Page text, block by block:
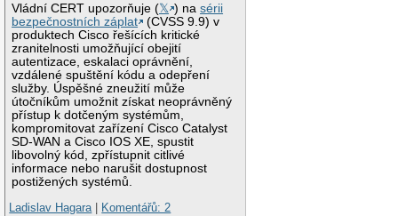
Vládní CERT upozorňuje (𝕏 ) nasérii
bezpečnostních záplat
(CVSS 9.9) v
produktech Cisco řešících kritické
zranitelnosti umožňující obejití
autentizace, eskalaci oprávnění,
vzdálené spuštění kódu a odepření
služby. Úspěšné zneužití může
útočníkům umožnit získat neoprávněný
přístup k dotčeným systémům,
kompromitovat zařízení Cisco Catalyst
SD-WAN a Cisco IOS XE, spustit
libovolný kód, zpřístupnit citlivé
informace nebo narušit dostupnost
postižených systémů.
Ladislav Hagara| Komentářů: 2